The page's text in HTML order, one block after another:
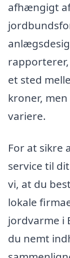
afhængigt
et sted
kroner,
variere.
For at sikre
service til
vi, at du
lokale
jordvarme i
du nemt